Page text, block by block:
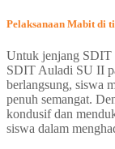
Pelaksanaan Mabit di
Untuk jenjang SDIT
SDIT Auladi SU II
berlangsung, siswa
penuh semangat.
kondusif dan
siswa dalam